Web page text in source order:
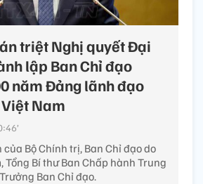
triệt Nghị quyết Đại
lập Ban Chỉ đạo
năm Đảng lãnh đạo
Nam
Bộ Chính trị, Ban Chỉ đạo do
Tổng Bí thư Ban Chấp hành Trung
Ban Chỉ đạo.